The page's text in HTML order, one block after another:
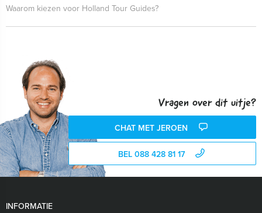
Waarom kiezen voor Holland Tour Guides?
Vragen over dit uitje?
CHAT MET JEROEN
BEL 088 428 81 17
INFORMATIE